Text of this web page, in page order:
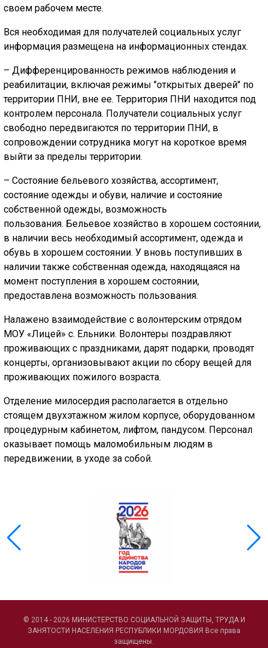
своем рабочем месте.
Вся необходимая для получателей социальных услуг
информация размещена на информационных стендах.
– Дифференцированность режимов наблюдения и
реабилитации, включая режимы "открытых дверей" по
территории ПНИ, вне ее. Территория ПНИ находится под
контролем персонала. Получатели социальных услуг
свободно передвигаются по территории ПНИ, в
сопровождении сотрудника могут на короткое время
выйти за пределы территории.
– Состояние бельевого хозяйства, ассортимент,
состояние одежды и обуви, наличие и состояние
собственной одежды, возможность
пользования. Бельевое хозяйство в хорошем состоянии,
в наличии весь необходимый ассортимент, одежда и
обувь в хорошем состоянии. У вновь поступивших в
наличии также собственная одежда, находящаяся на
момент поступления в хорошем состоянии,
предоставлена возможность пользования.
Налажено взаимодействие с волонтерским отрядом
МОУ «Лицей» с. Ельники. Волонтеры поздравляют
проживающих с праздниками, дарят подарки, проводят
концерты, организовывают акции по сбору вещей для
проживающих пожилого возраста.
Отделение милосердия располагается в отдельно
стоящем двухэтажном жилом корпусе, оборудованном
процедурным кабинетом, лифтом, пандусом. Персонал
оказывает помощь маломобильным людям в
передвижении, в уходе за собой.
© 2014 - 2026 МИНИСТЕРСТВО СОЦИАЛЬНОЙ ЗАЩИТЫ, ТРУДА И
ЗАНЯТОСТИ НАСЕЛЕНИЯ РЕСПУБЛИКИ МОРДОВИЯ Все права
защищены.